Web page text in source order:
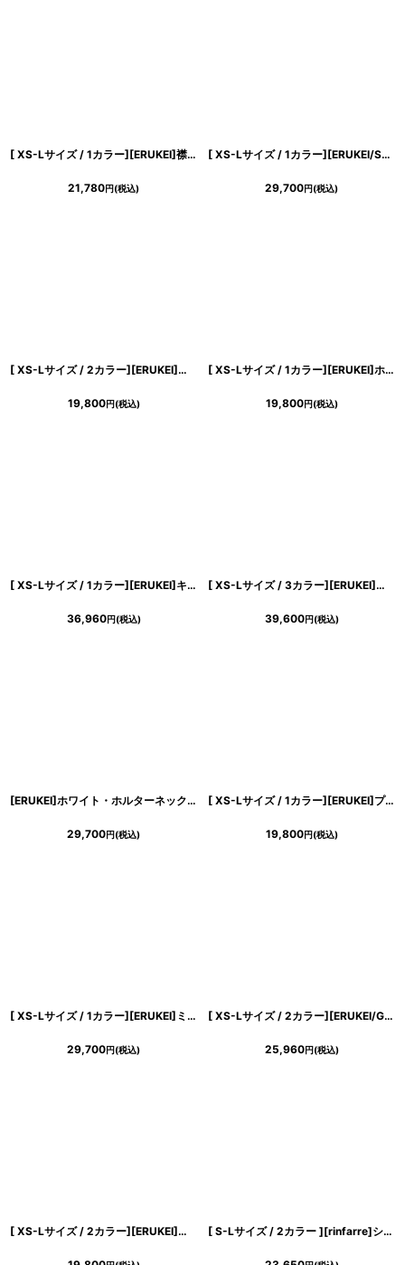
[ XS-Lサイズ / 1カラー][ERUKEI]襟付き・ツイード・ノースリーブ・バストカット・ハイウエスト・Aライン・フレア・ミニドレス・ワンピース[送料無料]
21,780円(税込)
[ XS-Lサイズ / 1カラー][ERUKEI/SETTAN]総レース・Vネック・ノースリーブ・Aライン・ミディアムドレス・ワンピース[送料無料]
29,700円(税込)
[ XS-Lサイズ / 2カラー][ERUKEI]花柄・ノースリーブ・Vネック・ティアード・フレア・Aライン・ミニドレス・ワンピース[送料無料]
19,800円(税込)
[ XS-Lサイズ / 1カラー][ERUKEI]ホワイト×ブラック・アートプリント・花柄・ウエストマーク・Aライン・ノースリーブ・ロングドレス・モード[山崎みどり着用][送料無料]mywh
19,800円(税込)
[ XS-Lサイズ / 1カラー][ERUKEI]キャミソール・ラインストーン・刺繍・レース・エレガント・Aライン・ロングドレス[奈月セナ着用]《送料＆代引き手数料無料》
36,960円(税込)
[ XS-Lサイズ / 3カラー][ERUKEI]ノースリーブ・ラメ・ラインストーン・プリーツ・レース・シアー・エレガント・Aライン・ロングドレス[送料無料]
39,600円(税込)
[ERUKEI]ホワイト・ホルターネック・サテン・パール・ギャザー・セクシー・ストレートライン・ロングドレス[送料無料]
29,700円(税込)
[ XS-Lサイズ / 1カラー][ERUKEI]プリント・花柄・コルセット・Aライン・ノースリーブ・ミディアムドレス・ワンピース[山崎みどり着用][送料無料] mypr
19,800円(税込)
[ XS-Lサイズ / 1カラー][ERUKEI]ミニ・ホワイト×ブラック・レース・花柄・リボン・Aライン・ノースリーブ・ミニドレス・ワンピース[山崎みどり着用][送料無料]mybk
29,700円(税込)
[ XS-Lサイズ / 2カラー][ERUKEI/GINZA COUTURE]チェック柄・ツイード・ノースリーブ・ビジューボタン・ポケット・Aライン・ミニドレス・ワンピース[送料無料]
25,960円(税込)
[ XS-Lサイズ / 2カラー][ERUKEI]トリコロールカラー・フロントジップ・ノースリーブ・タイト・マーメイド・ミディアムドレス・ワンピース[山崎みどり着用][送料無料]myor [ S-Lサイズ / 2カラー ][rinfarre]シンプル・長袖・スクエアネック・シアー・タイト・ミディアム・ワンピース[薗田杏奈着用][送料無料]